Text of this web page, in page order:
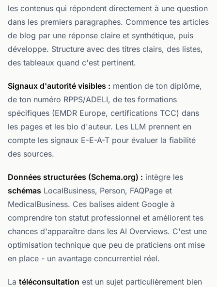
les contenus qui répondent directement à une question
dans les premiers paragraphes. Commence tes articles
de blog par une réponse claire et synthétique, puis
développe. Structure avec des titres clairs, des listes,
des tableaux quand c'est pertinent.
Signaux d'autorité visibles : mention de ton diplôme,
de ton numéro RPPS/ADELI, de tes formations
spécifiques (EMDR Europe, certifications TCC) dans
les pages et les bio d'auteur. Les LLM prennent en
compte les signaux E-E-A-T pour évaluer la fiabilité
des sources.
Données structurées (Schema.org) : intègre les
schémas LocalBusiness, Person, FAQPage et
MedicalBusiness. Ces balises aident Google à
comprendre ton statut professionnel et améliorent tes
chances d'apparaître dans les AI Overviews. C'est une
optimisation technique que peu de praticiens ont mise
en place - un avantage concurrentiel réel.
La téléconsultation est un sujet particulièrement bien